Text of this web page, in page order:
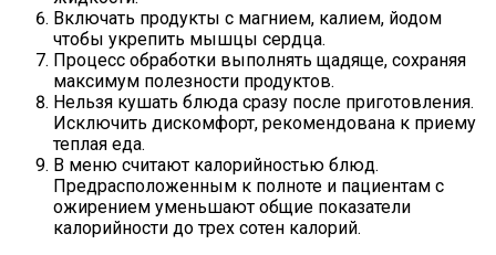
Включать продукты с магнием, калием, йодом
чтобы укрепить мышцы сердца.
Процесс обработки выполнять щадяще, сохраняя
максимум полезности продуктов.
Нельзя кушать блюда сразу после приготовления.
Исключить дискомфорт, рекомендована к приему
теплая еда.
В меню считают калорийностью блюд.
Предрасположенным к полноте и пациентам с
ожирением уменьшают общие показатели
калорийности до трех сотен калорий.